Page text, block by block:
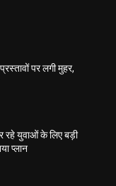
पर लगी मुहर,
रहे युवाओं के लिए बड़ी
प्लान